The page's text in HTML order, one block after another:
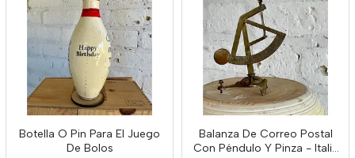
Botella O Pin Para El Juego
De Bolos
Balanza De Correo Postal
Con Péndulo Y Pinza - Italia